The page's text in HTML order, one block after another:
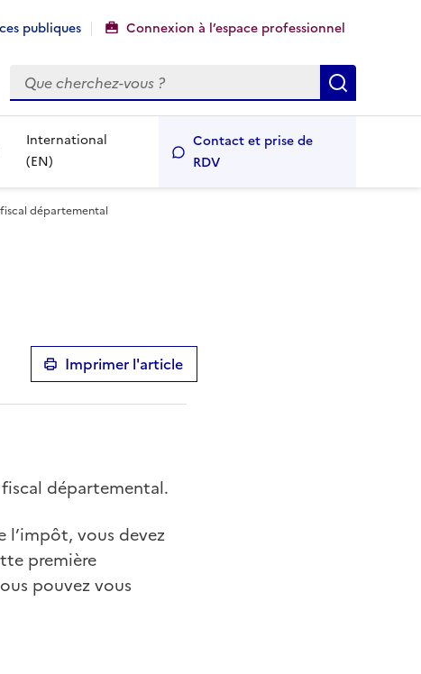
publiques Connexion à l’espace professionnel
Rechercher
International
(EN)
Contact et prise de
RDV
départemental
Imprimer l'article
départemental.
l’impôt, vous devez
première
pouvez vous